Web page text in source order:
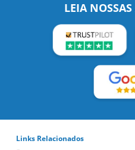
LEIA
Links Relacionados